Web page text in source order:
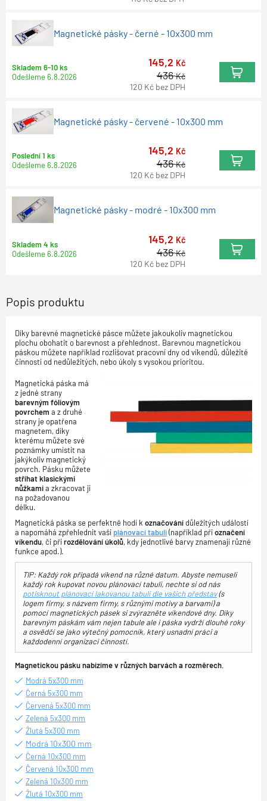
Magnetické pásky - černé - 10x300 mm
Skladem 6-10 ks
Odešleme6.8.2026
145,2 Kč
436Kč
120 Kč bez DPH
Magnetické pásky - červené - 10x300 mm
Poslední 1 ks
Odešleme6.8.2026
145,2 Kč
436Kč
120 Kč bez DPH
Magnetické pásky - modré - 10x300 mm
Skladem 4 ks
Odešleme6.8.2026
145,2 Kč
436Kč
120 Kč bez DPH
Popis produktu
Díky barevné magnetické pásce můžete jakoukoliv magnetickou
plochu obohatit o barevnost a přehlednost. Barevnou magnetickou
páskou můžete například rozlišovat pracovní dny od víkendů, důležité
činnosti od nedůležitých, nebo úkoly s vysokou prioritou.
Magnetická páska má
z jedné strany
barevným fóliovým
povrchem a z druhé
strany je opatřena
magnetem, díky
kterému můžete své
poznámky umístit na
jakýkoliv magnetický
povrch. Pásku můžete
stříhat klasickými
nůžkamia zkracovat ji
na požadovanou
délku.
Magnetická páska se perfektně hodí k označovánídůležitých událostí
a napomáhá zpřehlednit vaši plánovací tabuli(například přioznačení
víkendu, či přirozdělování úkolů, kdy jednotlivé barvy znamenají různé
funkce apod.).
TIP: Každý rok připadá víkend na různé datum. Abyste nemuseli
každý rok kupovat novou plánovací tabuli, nechte si od nás
potisknout plánovací lakovanou tabuli dle vašich představ(s
logem firmy, s názvem firmy, s různými motivy a barvami) a
pomocí magnetických pásek si zvýrazněte víkendové dny. Díky
barevným páskám vám nejen tabule ale i páska vydrží dlouhé roky
a osvědčí se jako výtečný pomocník, který usnadní práci a
každodenní organizaci činností.
Magnetickou pásku nabízíme v různých barvách a rozměrech.
Modrá 5x300 mm
Černá 5x300 mm
Červená 5x300 mm
Zelená 5x300 mm
Žlutá 5x300 mm
Modrá 10x300 mm
Černá 10x300 mm
Červená 10x300 mm
Zelená 10x300 mm
Žlutá 10x300 mm